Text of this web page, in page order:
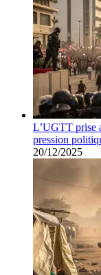
L’UGTT prise
pression
20/12/2025